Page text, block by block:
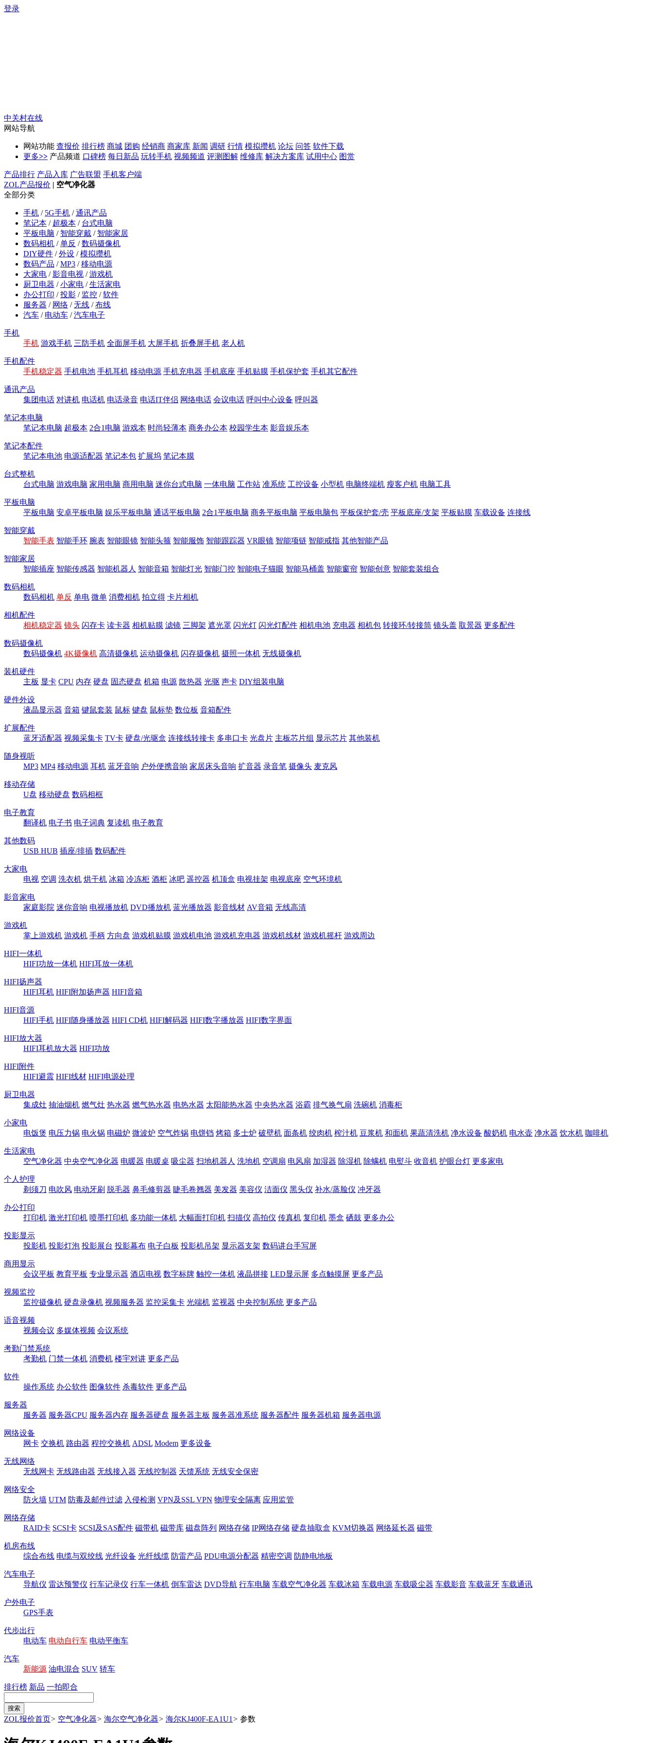
登录
中关村在线
网站导航
网站功能 查报价 排行榜 商城 团购 经销商 商家库 新闻 调研 行情 模拟攒机 论坛 问答 软件下载
更多>> 产品频道 口碑榜 每日新品 玩转手机 视频频道 评测图解 维修库 解决方案库 试用中心 图赏
产品排行 产品入库 广告联盟 手机客户端
ZOL产品报价 | 空气净化器
全部分类
手机 / 5G手机 /通讯产品
笔记本 / 超极本 / 台式电脑
平板电脑 / 智能穿戴 / 智能家居
数码相机 /单反 /数码摄像机
DIY硬件 /外设 /模拟攒机
数码产品 /MP3 /移动电源
大家电 /影音电视 /游戏机
厨卫电器 /小家电 /生活家电
办公打印 /投影 / 监控 /软件
服务器 / 网络 /无线 /布线
汽车 / 电动车 /汽车电子
手机
手机 游戏手机 三防手机 全面屏手机 大屏手机 折叠屏手机 老人机
手机配件
手机稳定器 手机电池 手机耳机 移动电源 手机充电器 手机底座 手机贴膜 手机保护套 手机其它配件
通讯产品
集团电话 对讲机 电话机 电话录音 电话IT伴侣 网络电话 会议电话 呼叫中心设备 呼叫器
笔记本电脑
笔记本电脑 超极本 2合1电脑 游戏本 时尚轻薄本 商务办公本 校园学生本 影音娱乐本
笔记本配件
笔记本电池 电源适配器 笔记本包 扩展坞 笔记本膜
台式整机
台式电脑 游戏电脑 家用电脑 商用电脑 迷你台式电脑 一体电脑 工作站 准系统 工控设备 小型机 电脑终端机 瘦客户机 电脑工具
平板电脑
平板电脑 安卓平板电脑 娱乐平板电脑 通话平板电脑 2合1平板电脑 商务平板电脑 平板电脑包 平板保护套/壳 平板底座/支架 平板贴膜 车载设备 连接线
智能穿戴
智能手表 智能手环 腕表 智能眼镜 智能头箍 智能服饰 智能跟踪器 VR眼镜 智能项链 智能戒指 其他智能产品
智能家居
智能插座 智能传感器 智能机器人 智能音箱 智能灯光 智能门控 智能电子猫眼 智能马桶盖 智能窗帘 智能创意 智能套装组合
数码相机
数码相机 单反 单电 微单 消费相机 拍立得 卡片相机
相机配件
相机稳定器 镜头 闪存卡 读卡器 相机贴膜 滤镜 三脚架 遮光罩 闪光灯 闪光灯配件 相机电池 充电器 相机包 转接环/转接筒 镜头盖 取景器 更多配件
数码摄像机
数码摄像机 4K摄像机 高清摄像机 运动摄像机 闪存摄像机 摄照一体机 无线摄像机
装机硬件
主板 显卡 CPU 内存 硬盘 固态硬盘 机箱 电源 散热器 光驱 声卡 DIY组装电脑
硬件外设
液晶显示器 音箱 键鼠套装 鼠标 键盘 鼠标垫 数位板 音箱配件
扩展配件
蓝牙适配器 视频采集卡 TV卡 硬盘/光驱盒 连接线转接卡 多串口卡 光盘片 主板芯片组 显示芯片 其他装机
随身视听
MP3 MP4 移动电源 耳机 蓝牙音响 户外便携音响 家居床头音响 扩音器 录音笔 摄像头 麦克风
移动存储
U盘 移动硬盘 数码相框
电子教育
翻译机 电子书 电子词典 复读机 电子教育
其他数码
USB HUB 插座/排插 数码配件
大家电
电视 空调 洗衣机 烘干机 冰箱 冷冻柜 酒柜 冰吧 遥控器 机顶盒 电视挂架 电视底座 空气环境机
影音家电
家庭影院 迷你音响 电视播放机 DVD播放机 蓝光播放器 影音线材 AV音箱 无线高清
游戏机
掌上游戏机 游戏机 手柄 方向盘 游戏机贴膜 游戏机电池 游戏机充电器 游戏机线材 游戏机摇杆 游戏周边
HIFI一体机
HIFI功放一体机 HIFI耳放一体机
HIFI扬声器
HIFI耳机 HIFI附加扬声器 HIFI音箱
HIFI音源
HIFI手机 HIFI随身播放器 HIFI CD机 HIFI解码器 HIFI数字播放器 HIFI数字界面
HIFI放大器
HIFI耳机放大器 HIFI功放
HIFI附件
HIFI避震 HIFI线材 HIFI电源处理
厨卫电器
集成灶 抽油烟机 燃气灶 热水器 燃气热水器 电热水器 太阳能热水器 中央热水器 浴霸 排气换气扇 洗碗机 消毒柜
小家电
电饭煲 电压力锅 电火锅 电磁炉 微波炉 空气炸锅 电饼铛 烤箱 多士炉 破壁机 面条机 绞肉机 榨汁机 豆浆机 和面机 果蔬清洗机 净水设备 酸奶机 电水壶 净水器 饮水机 咖啡机
生活家电
空气净化器 中央空气净化器 电暖器 电暖桌 吸尘器 扫地机器人 洗地机 空调扇 电风扇 加湿器 除湿机 除螨机 电熨斗 收音机 护眼台灯 更多家电
个人护理
剃须刀 电吹风 电动牙刷 脱毛器 鼻毛修剪器 睫毛卷翘器 美发器 美容仪 洁面仪 黑头仪 补水/蒸脸仪 冲牙器
办公打印
打印机 激光打印机 喷墨打印机 多功能一体机 大幅面打印机 扫描仪 高拍仪 传真机 复印机 墨盒 硒鼓 更多办公
投影显示
投影机 投影灯泡 投影展台 投影幕布 电子白板 投影机吊架 显示器支架 数码讲台手写屏
商用显示
会议平板 教育平板 专业显示器 酒店电视 数字标牌 触控一体机 液晶拼接 LED显示屏 多点触摸屏 更多产品
视频监控
监控摄像机 硬盘录像机 视频服务器 监控采集卡 光端机 监视器 中央控制系统 更多产品
语音视频
视频会议 多媒体视频 会议系统
考勤门禁系统
考勤机 门禁一体机 消费机 楼宇对讲 更多产品
软件
操作系统 办公软件 图像软件 杀毒软件 更多产品
服务器
服务器 服务器CPU 服务器内存 服务器硬盘 服务器主板 服务器准系统 服务器配件 服务器机箱 服务器电源
网络设备
网卡 交换机 路由器 程控交换机 ADSL Modem 更多设备
无线网络
无线网卡 无线路由器 无线接入器 无线控制器 天馈系统 无线安全保密
网络安全
防火墙 UTM 防毒及邮件过滤 入侵检测 VPN及SSL VPN 物理安全隔离 应用监管
网络存储
RAID卡 SCSI卡 SCSI及SAS配件 磁带机 磁带库 磁盘阵列 网络存储 IP网络存储 硬盘抽取盒 KVM切换器 网络延长器 磁带
机房布线
综合布线 电缆与双绞线 光纤设备 光纤线缆 防雷产品 PDU电源分配器 精密空调 防静电地板
汽车电子
导航仪 雷达预警仪 行车记录仪 行车一体机 倒车雷达 DVD导航 行车电脑 车载空气净化器 车载冰箱 车载电源 车载吸尘器 车载影音 车载蓝牙 车载通讯
户外电子
GPS手表
代步出行
电动车 电动自行车 电动平衡车
汽车
新能源 油电混合 SUV 轿车
排行榜 新品 一拍即合
ZOL报价首页> 空气净化器> 海尔空气净化器> 海尔KJ400F-EA1U1 > 参数